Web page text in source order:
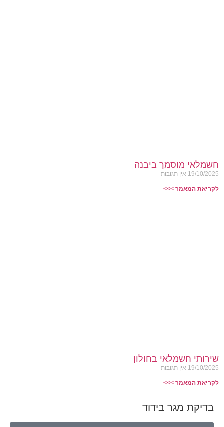
חשמלאי מוסמך ביבנה
19/10/2025 אין תגובות
לקריאת המאמר >>>
שירותי חשמלאי בחולון
19/10/2025 אין תגובות
לקריאת המאמר >>>
בדיקת מגר בידוד